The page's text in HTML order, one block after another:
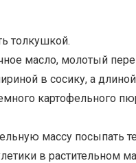
толкушкой.
масло, молотый
в сосику, а
картофельного
массу посыпать
в растительном